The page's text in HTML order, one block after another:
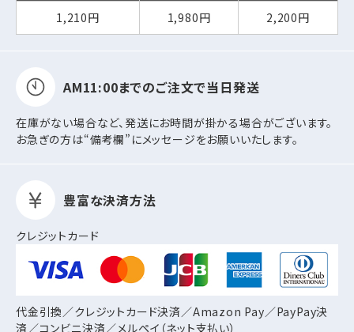
1,210円 1,980円 2,200円
AM11:00までのご注文で当日発送
在庫がない場合など、発送にお時間が掛かる場合がございます。
お急ぎの方は“備考欄”にメッセージをお願いいたします。
豊富な決済方法
クレジットカード
代金引換／クレジットカード決済／Amazon Pay／PayPay決
済／コンビニ決済／メルペイ（ネット支払い）